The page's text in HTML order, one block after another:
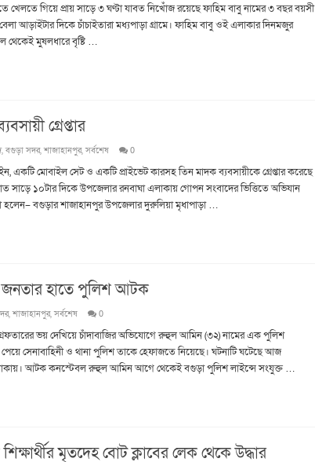
খেলতে গিয়ে প্রায় সাড়ে ৩ ঘণ্টা যাবত নিখোঁজ রয়েছে ফাহিম বাবু নামের ৩ বছর বয়সী
আড়াইটার দিকে চাঁচাইতারা মধ্যপাড়া গ্রামে। ফাহিম বাবু ওই এলাকার দিনমজুর
থেকেই মুষলধারে বৃষ্টি …
গ্রেপ্তার
,বগুড়া সদর,শাজাহানপুর,সর্বশেষ 0
একটি মোবাইল সেট ও একটি প্রাইভেট কারসহ তিন মাদক ব্যবসায়ীকে গ্রেপ্তার করেছে
সাড়ে ১০টার দিকে উপজেলার রনবাঘা এলাকায় গোপন সংবাদের ভিত্তিতে অভিযান
হলেন– বগুড়ার শাজাহানপুর উপজেলার দুরুলিয়া মৃধাপাড়া …
জনতার হাতে পুলিশ আটক
,শাজাহানপুর,সর্বশেষ 0
ভয় দেখিয়ে চাঁদাবাজির অভিযোগে রুহুল আমিন (৩২) নামের এক পুলিশ
সেনাবাহিনী ও থানা পুলিশ তাকে হেফাজতে নিয়েছে। ঘটনাটি ঘটেছে আজ
আটক কনস্টেবল রুহুল আমিন আগে থেকেই বগুড়া পুলিশ লাইন্সে সংযুক্ত …
মৃতদেহ বোট ক্লাবের লেক থেকে উদ্ধার